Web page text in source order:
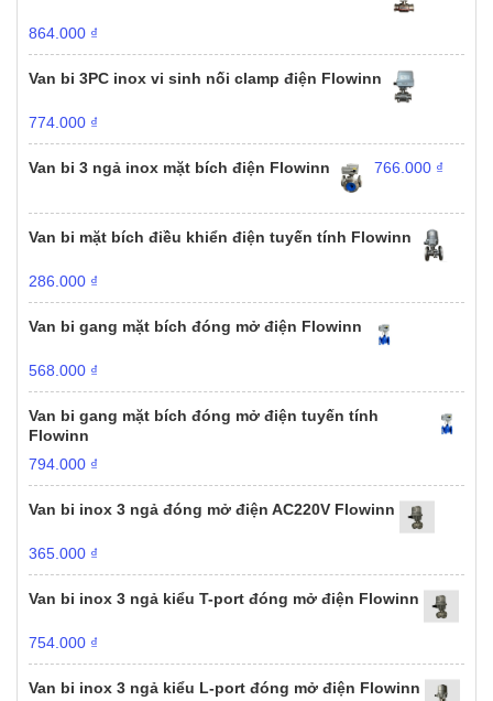
864.000 ₫
Van bi 3PC inox vi sinh nối clamp điện Flowinn
774.000 ₫
Van bi 3 ngả inox mặt bích điện Flowinn 766.000 ₫
Van bi mặt bích điều khiển điện tuyến tính Flowinn
286.000 ₫
Van bi gang mặt bích đóng mở điện Flowinn
568.000 ₫
Van bi gang mặt bích đóng mở điện tuyến tính
Flowinn
794.000 ₫
Van bi inox 3 ngả đóng mở điện AC220V Flowinn
365.000 ₫
Van bi inox 3 ngả kiểu T-port đóng mở điện Flowinn
754.000 ₫
Van bi inox 3 ngả kiểu L-port đóng mở điện Flowinn